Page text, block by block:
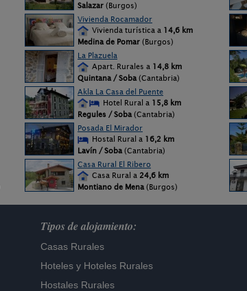
Salazar (Burgos)
Vivienda Rocamador
Vivienda turística a 14,6 km
Medina de Pomar (Burgos)
La Plazuela
Apart. Rurales a 14,8 km
Quintana / Soba (Cantabria)
Akla La Casa del Puente
Hotel Rural a 15,8 km
Regules / Soba (Cantabria)
Posada El Mirador
Hostal Rural a 16,2 km
Lavín / Soba (Cantabria)
Casa Rural El Ribero
Casa Rural a 24,6 km
Montiano de Mena (Burgos)
Tipos de alojamiento:
Casas Rurales
Hoteles y Hoteles Rurales
Hostales Rurales